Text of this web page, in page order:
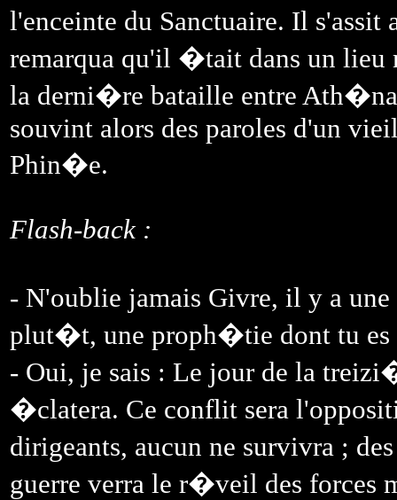
l'enceinte du Sanctuaire. Il
remarqua qu'il �tait dans un
la derni�re bataille entre
souvint alors des paroles d'un
Phin�e.
Flash-back :
- N'oublie jamais Givre, il y a
plut�t, une proph�tie dont tu
- Oui, je sais : Le jour de la
�clatera. Ce conflit sera
dirigeants, aucun ne survivra ;
guerre verra le r�veil des